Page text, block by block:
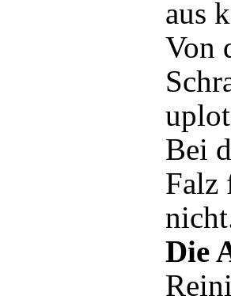
aus
Von
Bei
Falz
Die